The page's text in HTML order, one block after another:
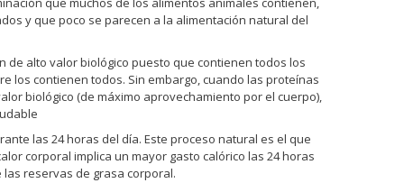
y que poco se parecen a la alimentación natural del
alto valor biológico puesto que contienen todos los
los contienen todos. Sin embargo, cuando las proteínas
biológico (de máximo aprovechamiento por el cuerpo),
las 24 horas del día. Este proceso natural es el que
corporal implica un mayor gasto calórico las 24 horas
reservas de grasa corporal.